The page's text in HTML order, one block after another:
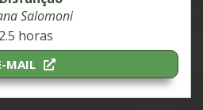
Salomoni
2.5 horas
MAIL